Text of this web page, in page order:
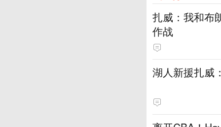
扎威：我和布
作战
湖人新援扎威